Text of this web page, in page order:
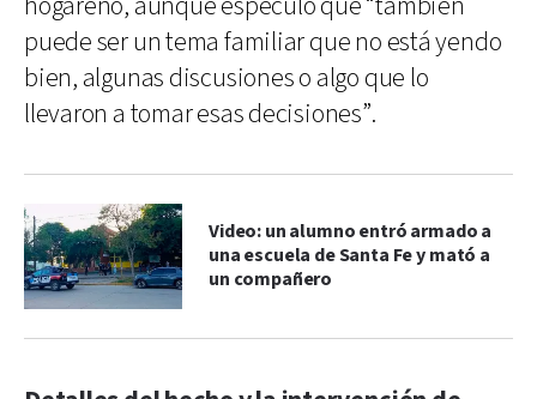
puede ser un tema familiar que no está yendo
bien, algunas discusiones o algo que lo
llevaron a tomar esas decisiones”.
Video: un alumno entró armado a
una escuela de Santa Fe y mató a
un compañero